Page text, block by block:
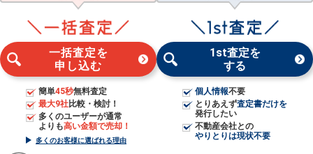
一括査定を
申し込む
簡単45秒無料査定
最大9社比較・検討！
多くのユーザーが通常
よりも高い金額で売却！
多くのお客様に選ばれる理由
1st査定を
する
個人情報不要
とりあえず査定書だけを
発行したい
不動産会社との
やりとりは現状不要